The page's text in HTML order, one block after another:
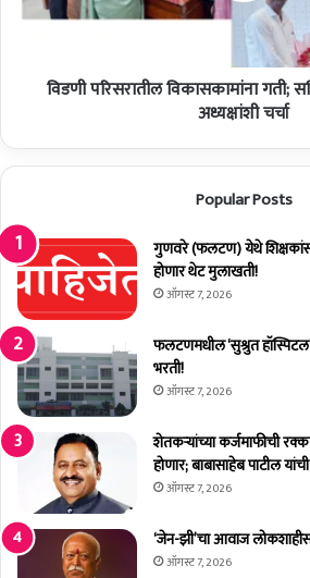
ह
खा
पू
न
वा
च
ला
जी
व
रा
का
ग
ती
;
स
चि
न
अ
भं
ग
यां
ची
पी
अ
विडणी परिसरातील विकासकामांना गती;
अध्यक्षांशी चर्चा
Popular Posts
गुणवरे (फलटण) येथे
होणार थेट मुलाखती!
ऑगस्ट 7, 2026
फलटणमधील ‘सुश्रुत
भरती!
ऑगस्ट 7, 2026
शेतकर्‍यांच्या कर्जमाफीची
होणार; बाबासाहेब पाटील
ऑगस्ट 7, 2026
‘जेन-झी’चा आवाज
ऑगस्ट 7, 2026